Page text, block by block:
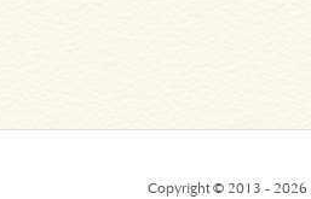
Copyright © 2013 - 2026